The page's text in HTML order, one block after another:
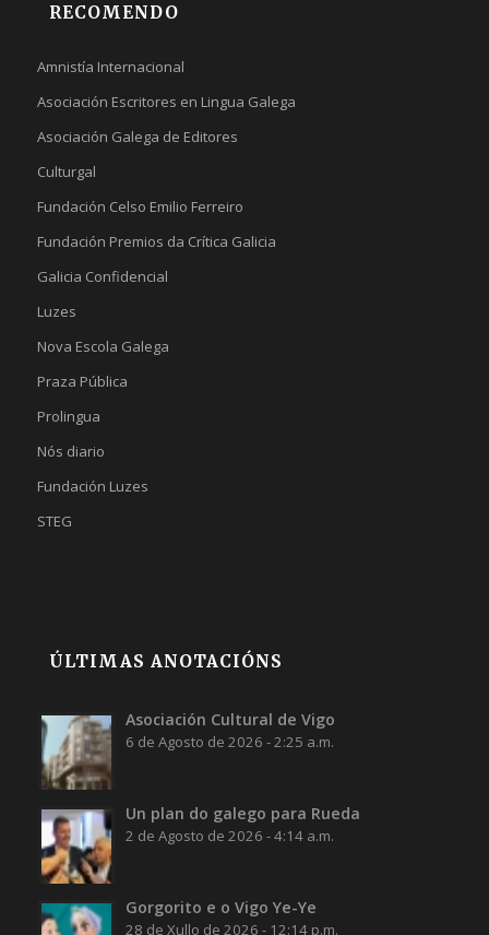
RECOMENDO
Amnistía Internacional
Asociación Escritores en Lingua Galega
Asociación Galega de Editores
Culturgal
Fundación Celso Emilio Ferreiro
Fundación Premios da Crítica Galicia
Galicia Confidencial
Luzes
Nova Escola Galega
Praza Pública
Prolingua
Nós diario
Fundación Luzes
STEG
ÚLTIMAS ANOTACIÓNS
Asociación Cultural de Vigo
6 de Agosto de 2026 - 2:25 a.m.
Un plan do galego para Rueda
2 de Agosto de 2026 - 4:14 a.m.
Gorgorito e o Vigo Ye-Ye
28 de Xullo de 2026 - 12:14 p.m.